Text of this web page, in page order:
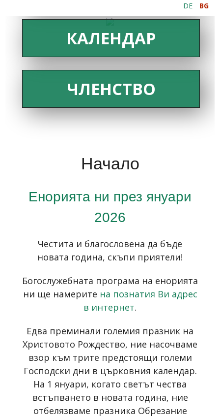
DE BG
КАЛЕНДАР
ЧЛЕНСТВО
Начало
Енорията ни през януари
2026
Честита и благословена да бъде
новата година, скъпи приятели!
Богослужебната програма на енорията
ни ще намерите на познатия Ви адрес
в интернет.
Едва преминали големия празник на
Христовото Рождество, ние насочваме
взор към трите предстоящи големи
Господски дни в църковния календар.
На 1 януари, когато светът чества
встъпването в новата година, ние
отбелязваме празника Обрезание